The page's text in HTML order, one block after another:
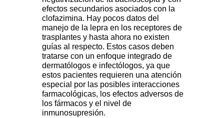
efectos secundarios asociados con la
clofazimina. Hay pocos datos del
manejo de la lepra en los receptores de
trasplantes y hasta ahora no existen
guías al respecto. Estos casos deben
tratarse con un enfoque integrado de
dermatólogos e infectólogos, ya que
estos pacientes requieren una atención
especial por las posibles interacciones
farmacológicas, los efectos adversos de
los fármacos y el nivel de
inmunosupresión.